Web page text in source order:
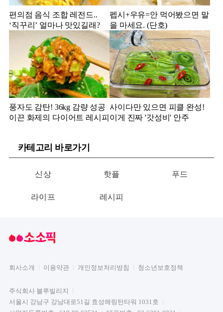
편의점 음식 조합 레전드..
‘직꾸리’ 얼마나 맛있길래?
펩시+우유=안 먹어봤으면 말
을 마세요. (단호)
풍자도 감탄! 36kg 감량 성공
이끈 화제의 다이어트 레시피
사이다만 있으면 피클 완성!
이게 진짜 '갓성비' 안주
카테고리 바로가기
신상 핫플 푸드
라이프 레시피
회사소개 이용약관 개인정보처리방침 청소년보호정책
주식회사 블루빌리지
서울시 강남구 강남대로51길 효성해링턴타워 1031호